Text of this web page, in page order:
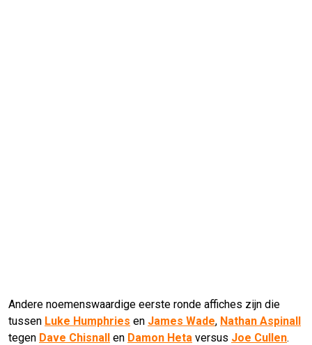
Andere noemenswaardige eerste ronde affiches zijn die
tussen Luke Humphries en James Wade, Nathan Aspinall
tegen Dave Chisnall en Damon Heta versus Joe Cullen.